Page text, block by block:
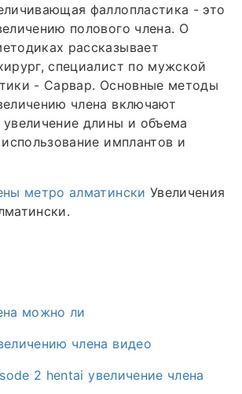
фаллопластика - это
полового члена. О
рассказывает
специалист по мужской
- Сарвар. Основные методы
члена включают
увеличение длины и объема
имплантов и
метро алматински Увеличения
можно ли
члена видео
2 hentai увеличение члена